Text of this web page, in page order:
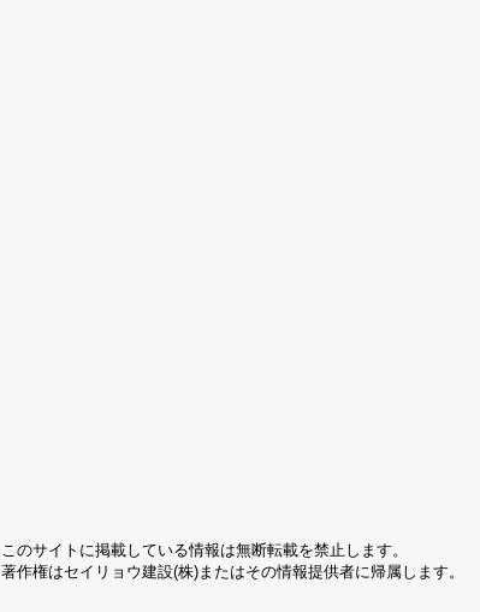
このサイトに掲載している情報は無断転載を禁止します。
著作権はセイリョウ建設(株)またはその情報提供者に帰属します。